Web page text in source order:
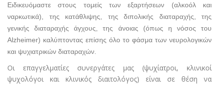
Ειδικευόμαστε στους τομείς των εξαρτήσεων (αλκοόλ και
ναρκωτικά), της κατάθλιψης, της διπολικής διαταραχής, της
γενικής διαταραχής άγχους, της άνοιας (όπως η νόσος του
Alzheimer) καλύπτοντας επίσης όλο το φάσμα των νευρολογικών
και ψυχιατρικών διαταραχών.
Οι επαγγελματίες συνεργάτες μας (ψυχίατροι, κλινικοί
ψυχολόγοι και κλινικός διαιτολόγος) είναι σε θέση να